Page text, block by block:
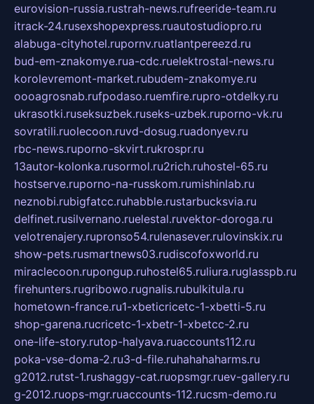
eurovision-russia.rustrah-news.rufreeride-team.ru
itrack-24.rusexshopexpress.ruautostudiopro.ru
alabuga-cityhotel.rupornv.ruatlantpereezd.ru
bud-em-znakomye.rua-cdc.ruelektrostal-news.ru
korolevremont-market.rubudem-znakomye.ru
oooagrosnab.rufpodaso.ruemfire.rupro-otdelky.ru
ukrasotki.ruseksuzbek.ruseks-uzbek.ruporno-vk.ru
sovratili.ruolecoon.ruvd-dosug.ruadonyev.ru
rbc-news.ruporno-skvirt.rukrospr.ru
13autor-kolonka.rusormol.ru2rich.ruhostel-65.ru
hostserve.ruporno-na-russkom.rumishinlab.ru
neznobi.rubigfatcc.ruhabble.rustarbucksvia.ru
delfinet.rusilvernano.ruelestal.ruvektor-doroga.ru
velotrenajery.rupronso54.rulenasever.rulovinskix.ru
show-pets.rusmartnews03.rudiscofoxworld.ru
miraclecoon.rupongup.ruhostel65.ruliura.ruglasspb.ru
firehunters.rugribowo.rugnalis.rubulkitula.ru
hometown-france.ru1-xbeticricetc-1-xbetti-5.ru
shop-garena.rucricetc-1-xbetr-1-xbetcc-2.ru
one-life-story.rutop-halyava.ruaccounts112.ru
poka-vse-doma-2.ru3-d-file.ruhahahaharms.ru
g2012.rutst-1.rushaggy-cat.ruopsmgr.ruev-gallery.ru
g-2012.ruops-mgr.ruaccounts-112.rucsm-demo.ru